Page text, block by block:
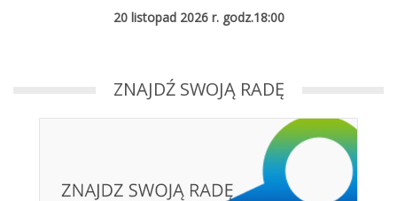
20 listopad 2026 r. godz.18:00
ZNAJDŹ SWOJĄ RADĘ